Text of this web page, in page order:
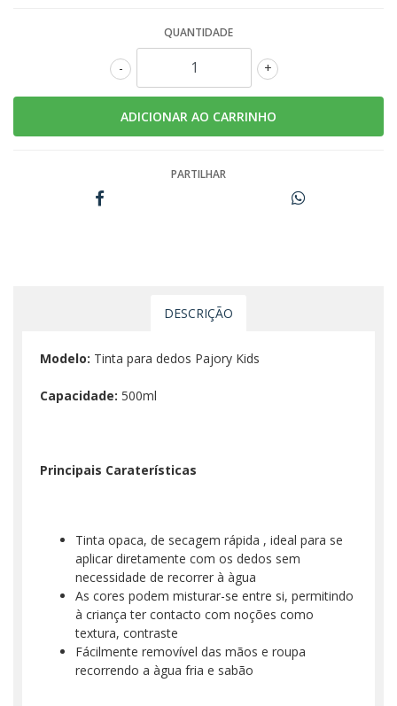
QUANTIDADE
+
-
PARTILHAR
DESCRIÇÃO
Modelo: Tinta para dedos Pajory Kids
Capacidade: 500ml
Principais Caraterísticas
Tinta opaca, de secagem rápida , ideal para se
aplicar diretamente com os dedos sem
necessidade de recorrer à àgua
As cores podem misturar-se entre si, permitindo
à criança ter contacto com noções como
textura, contraste
Fácilmente removível das mãos e roupa
recorrendo a àgua fria e sabão